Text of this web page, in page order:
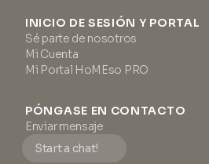
INICIO DE SESIÓN Y PORTAL
Sé parte de nosotros
Mi Cuenta
Mi Portal HoMEso PRO
PÓNGASE EN CONTACTO
Enviar mensaje
Start a chat!